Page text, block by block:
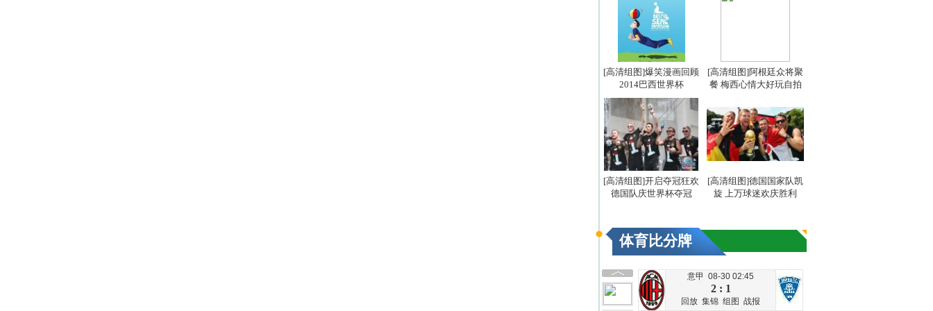
[高清组图]爆笑漫画回顾
2014巴西世界杯
[高清组图]阿根廷众将聚
餐 梅西心情大好玩自拍
[高清组图]开启夺冠狂欢
德国队庆世界杯夺冠
[高清组图]德国国家队凯
旋 上万球迷欢庆胜利
体育比分牌
意甲 08-30 02:45
2 : 1
回放 集锦 组图 战报